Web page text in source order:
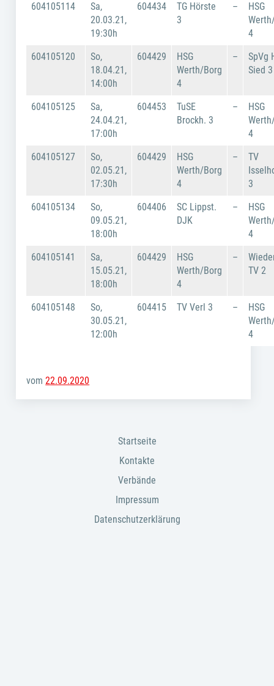
604105114
Sa,
20.03.21,
19:30h
604434
TG Hörste
3
–
HSG
4
604105120
So,
18.04.21,
14:00h
604429
HSG
Werth/Borg
4
–
SpVg
Sied 3
604105125
Sa,
24.04.21,
17:00h
604453
TuSE
Brockh. 3
–
HSG
4
604105127
So,
02.05.21,
17:30h
604429
HSG
Werth/Borg
4
–
TV
3
604105134
So,
09.05.21,
18:00h
604406
SC Lippst.
DJK
–
HSG
4
604105141
Sa,
15.05.21,
18:00h
604429
HSG
Werth/Borg
4
–
TV 2
604105148
So,
30.05.21,
12:00h
604415 TV Verl 3 –
HSG
4
vom22.09.2020
Startseite
Kontakte
Verbände
Impressum
Datenschutzerklärung